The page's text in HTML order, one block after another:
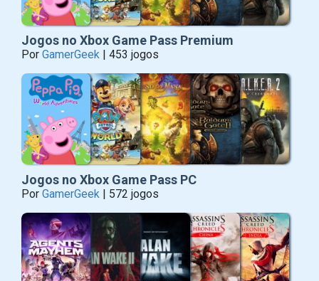
Jogos no Xbox Game Pass Premium
Por GamerGeek | 453 jogos
Jogos no Xbox Game Pass PC
Por GamerGeek | 572 jogos